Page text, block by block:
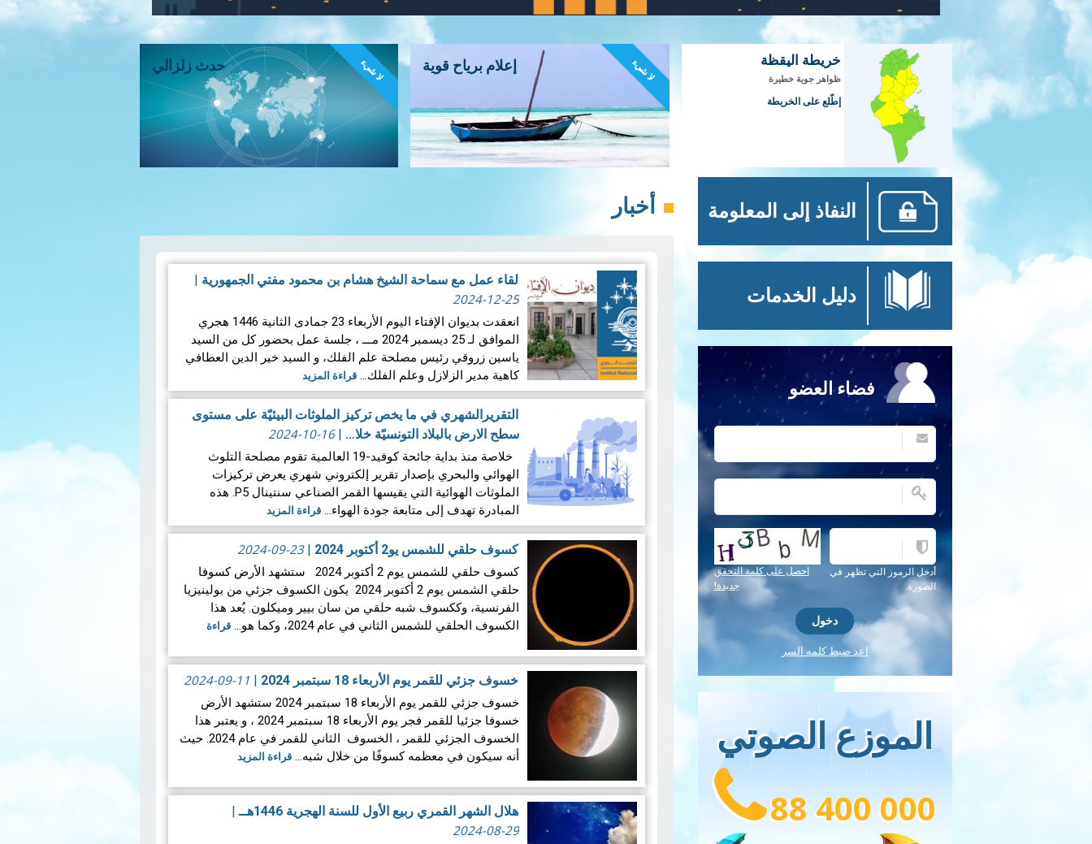
خريطة اليقظة
ظواهر جوية خطيرة
إطّلع على الخريطة
إعلام برياح قوية لا شيء حدث زلزالي لا شيء
أخبار
لقاء عمل مع سماحة الشيخ هشام بن محمود مفتي الجمهورية |
2024-12-25
انعقدت بديوان الإفتاء اليوم الأربعاء 23 جمادى الثانية 1446 هجري
الموافق لـ 25 ديسمبر 2024 مـــ ، جلسة عمل بحضور كل من السيد
ياسين زروقي رئيس مصلحة علم الفلك، و السيد خير الدين العطافي
كاهية مدير الزلازل وعلم الفلك…قراءة المزيد
التقريرالشهري في ما يخص تركيز الملوثات البيئيّة على مستوى
سطح الارض بالبلاد التونسيّة خلا… |
2024-10-16
خلاصة منذ بداية جائحة كوفيد-19 العالمية تقوم مصلحة التلوث
الهوائي والبحري بإصدار تقرير إلكتروني شهري يعرض تركيزات
الملوثات الهوائية التي يقيسها القمر الصناعي سنتينال P5. هذه
المبادرة تهدف إلى متابعة جودة الهواء…قراءة المزيد
كسوف حلقي للشمس يو2 أكتوبر 2024 |
2024-09-23
كسوف حلقي للشمس يوم 2 أكتوبر 2024 ستشهد الأرض كسوفا
حلقي الشمس يوم 2 أكتوبر 2024 يكون الكسوف جزئي من بولينيزيا
الفرنسية، وككسوف شبه حلقي من سان بيير وميكلون. يُعد هذا
الكسوف الحلقي للشمس الثاني في عام 2024، وكما هو…
قراءة
خسوف جزئي للقمر يوم الأربعاء 18 سبتمبر 2024 |
2024-09-11
خسوف جزئي للقمر يوم الأربعاء 18 سبتمبر 2024 ستشهد الأرض
خسوفا جزئيا للقمر فجر يوم الأربعاء 18 سبتمبر 2024 ، و يعتبر هذا
الخسوف الجزئي للقمر ، الخسوف الثاني للقمر في عام 2024. حيث
أنه سيكون في معظمه كسوفًا من خلال شبه…قراءة المزيد
هلال الشهر القمري ربيع الأول للسنة الهجرية 1446هــ |
2024-08-29
النفاذ إلى المعلومة
دليل الخدمات
فضاء العضو
أدخل الرموز التي تظهر في
الصورة.
احصل على كلمة التحقق
جديدة!
اعد ضبط كلمه السر
الموزع الصوتي
88 400 000